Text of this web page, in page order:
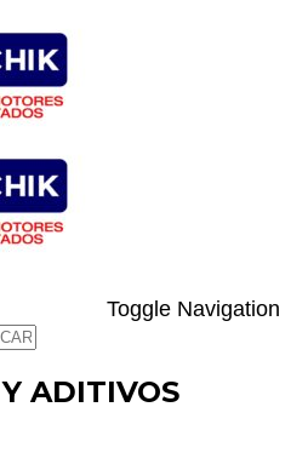
Toggle Navigation
ADITIVOS